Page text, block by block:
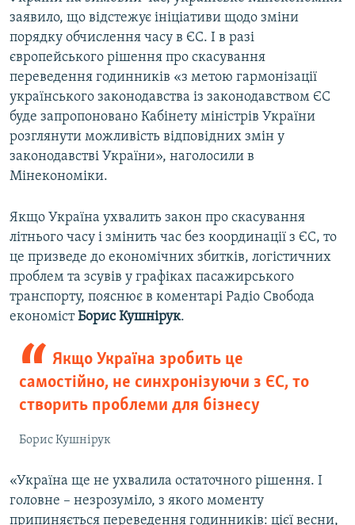
заявило, що відстежує ініціативи щодо зміни
порядку обчислення часу в ЄС. І в разі
європейського рішення про скасування
переведення годинників «з метою гармонізації
українського законодавства із законодавством ЄС
буде запропоновано Кабінету міністрів України
розглянути можливість відповідних змін у
законодавстві України», наголосили в
Мінекономіки.
Якщо Україна ухвалить закон про скасування
літнього часу і змінить час без координації з ЄС, то
це призведе до економічних збитків, логістичних
проблем та зсувів у графіках пасажирського
транспорту, пояснює в коментарі Радіо Свобода
економістБорис Кушнірук.
Якщо Україна зробить це
самостійно, не синхронізуючи з ЄС, то
створить проблеми для бізнесу
Борис Кушнірук
«Україна ще не ухвалила остаточного рішення. І
головне – незрозуміло, з якого моменту
припиняється переведення годинників: цієї весни,